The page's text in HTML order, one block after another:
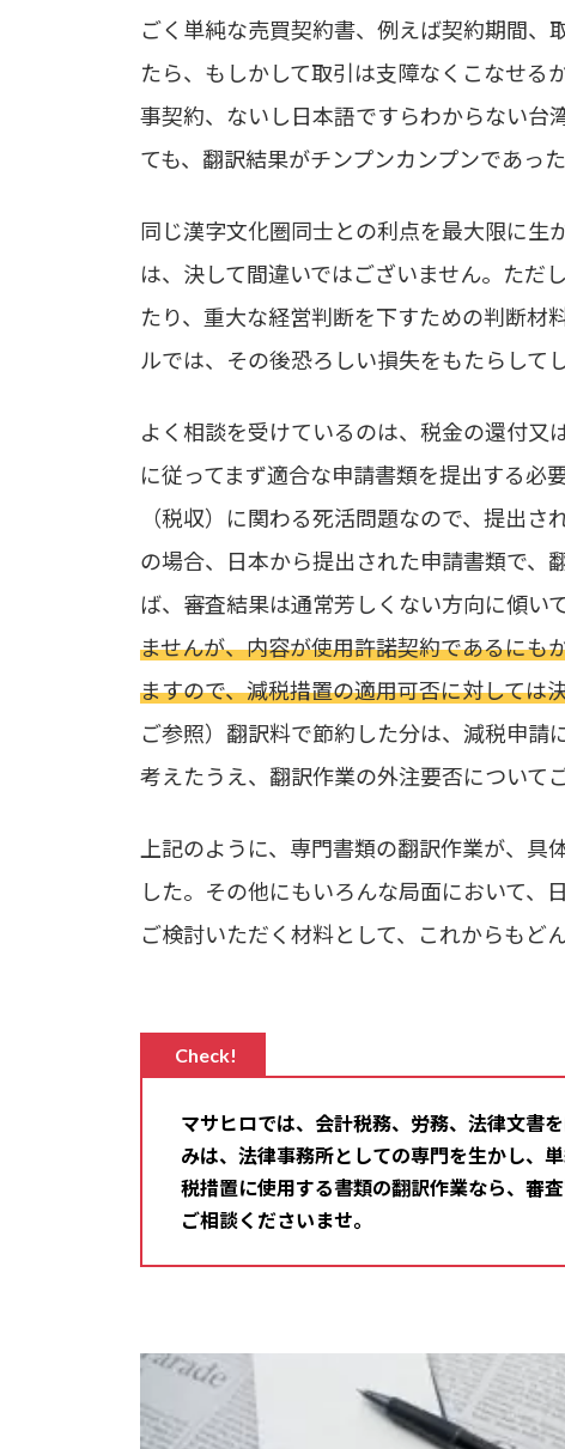
ごく単純な売買契約書、例えば契約期間、
たら、もしかして取引は支障なくこなせる
事契約、ないし日本語ですらわからない台
ても、翻訳結果がチンプンカンプンであっ
同じ漢字文化圏同士との利点を最大限に生
は、決して間違いではございません。ただ
たり、重大な経営判断を下すための判断材
ルでは、その後恐ろしい損失をもたらして
よく相談を受けているのは、税金の還付又
に従ってまず適合な申請書類を提出する必
（税収）に関わる死活問題なので、提出
の場合、日本から提出された申請書類で、
ば、審査結果は通常芳しくない方向に傾い
ませんが、内容が使用許諾契約であるにも
ますので、減税措置の適用可否に対しては
ご参照）翻訳料で節約した分は、減税申請
考えたうえ、翻訳作業の外注要否について
上記のように、専門書類の翻訳作業が、
した。その他にもいろんな局面において、
ご検討いただく材料として、これからもど
Check!
マサヒロでは、会計税務、労務、法律文書
みは、法律事務所としての専門を生かし、
税措置に使用する書類の翻訳作業なら、審
ご相談くださいませ。